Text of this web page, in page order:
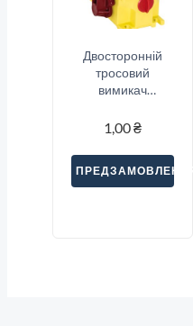
Двосторонній
тросовий
вимикач
зупинки Sitec
1,00₴
ПРЕДЗАМОВЛЕННЯ